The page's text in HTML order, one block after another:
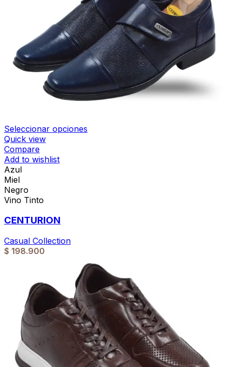
Seleccionar opciones
Quick view
Compare
Add to wishlist
Azul
Miel
Negro
Vino Tinto
CENTURION
Casual Collection
$ 198.900